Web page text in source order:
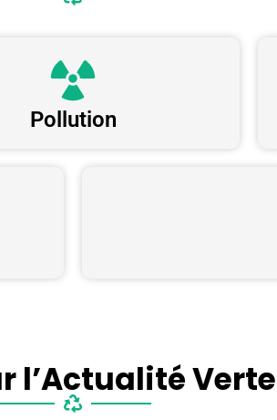
Pollution
l’Actualité Verte